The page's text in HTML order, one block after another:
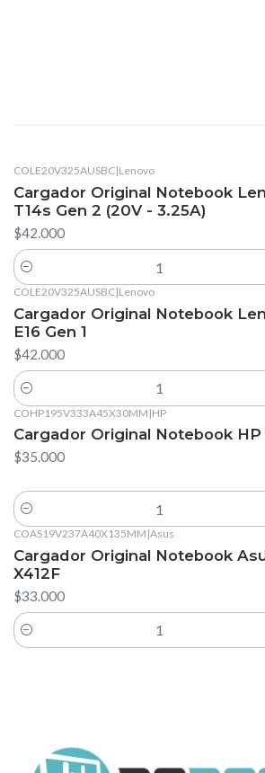
COLE20V325AUSBC|Lenovo
Cargador Original Notebook
T14s Gen 2 (20V - 3.25A)
$42.000
Cantidad
COLE20V325AUSBC|Lenovo
Cargador Original Notebook
E16 Gen 1
$42.000
Cantidad
COHP195V333A45X30MM |HP
Cargador Original Notebook HP
$35.000
Cantidad
COAS19V237A40X135MM |Asus
Cargador Original Notebook
X412F
$33.000
Cantidad